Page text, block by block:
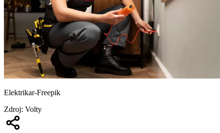
Elektrikar-Freepik
Zdroj: Volty